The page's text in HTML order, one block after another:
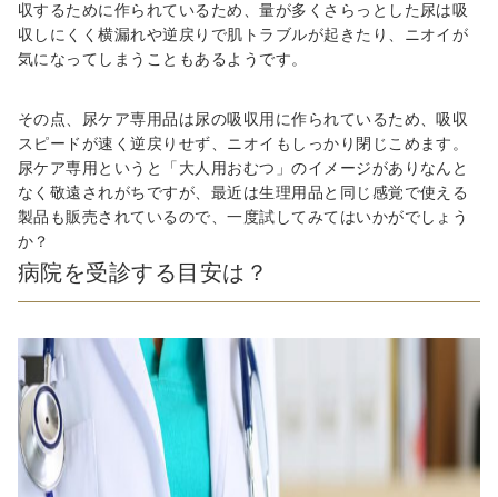
収するために作られているため、量が多くさらっとした尿は吸
収しにくく横漏れや逆戻りで肌トラブルが起きたり、ニオイが
気になってしまうこともあるようです。
その点、尿ケア専用品は尿の吸収用に作られているため、吸収
スピードが速く逆戻りせず、ニオイもしっかり閉じこめます。
尿ケア専用というと「大人用おむつ」のイメージがありなんと
なく敬遠されがちですが、最近は生理用品と同じ感覚で使える
製品も販売されているので、一度試してみてはいかがでしょう
か？
病院を受診する目安は？